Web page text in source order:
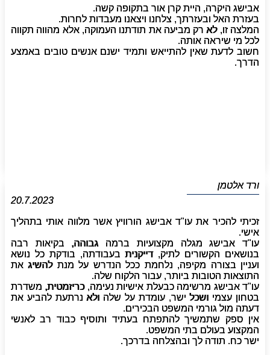
אבישג היקרה, היית קרן אור בתקופה קשה.
בעזרת האל ובעזרתך, צלחנו ויצאנו מעבדות לחרות.
המלצה זו, לא רק מביעה את תודתנו העמוקה, אלא מהווה תקווה
לכל מי שיראה אותה.
חשוב לדעת שאין להתייאש ותמיד ישנם אנשים טובים באמצע
הדרך.
זכיתי להכיר את עו"ד אבישג הורוויץ אשר מלווה אותי בתהליך
אישי.
עו"ד אבישג מגלה מקצועיות ברמה גבוהה, בקיאות רבה
בנושאים הקשורים לתיק, דייקנית בעבודתה, בודקת כל נושא
ועניין בצורה מקיפה, נלחמת ככל הנדרש על מנת להשיג את
התוצאות הטובות ביותר, עבור הלקוח שלה.
עו"ד אבישג מרשימה כבעלת אישיות נעימה, כריזמטית, משדרת
בטחון עצמי ושכל ישר, עומדת על שלה ולא נרתעת להביע את
דעתה מול גורמי המשפט הבכירים.
אין ספק שתמשיך להתפתח בעתיד ותוסיף כבוד רב לאנשי
המקצוע בעולם בתי המשפט.
ישר כח. תודה לך ובהצלחה בדרכך.
ורד אלטמן
20.7.2023